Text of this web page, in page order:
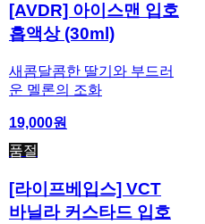
[AVDR] 아이스맨 입호
흡액상 (30ml)
새콤달콤한 딸기와 부드러
운 멜론의 조화
19,000원
품절
[라이프베입스] VCT
바닐라 커스타드 입호